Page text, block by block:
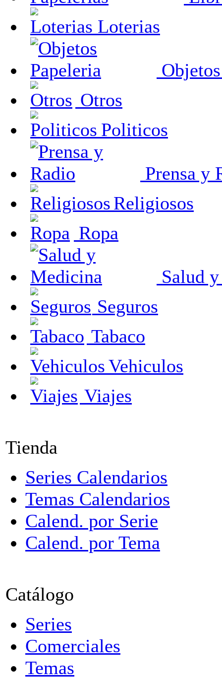
Loterias
Otros
Politicos
Prensa y
Religiosos
Ropa
Salud
Seguros
Tabaco
Vehiculos
Viajes
Tienda
Series Calendarios
Temas Calendarios
Calend. por Serie
Calend. por Tema
Catálogo
Series
Comerciales
Temas